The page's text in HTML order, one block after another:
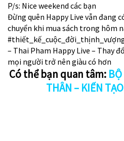
P/s: Nice weekend các bạn
Đừng quên Happy Live vẫn đang
chuyển khi mua sách trong hôm
– Thai Pham Happy Live – Thay
mọi người trở nên giàu có hơn
Có thể bạn quan tâm:
THÂN – KIẾN